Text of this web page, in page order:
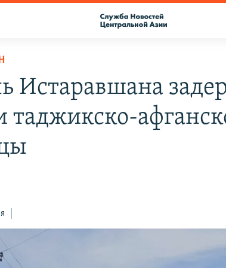
Истаравшана
таджикско-